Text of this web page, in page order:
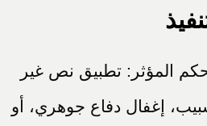
المؤثر: تطبيق نص غير
إغفال دفاع جوهري، أو